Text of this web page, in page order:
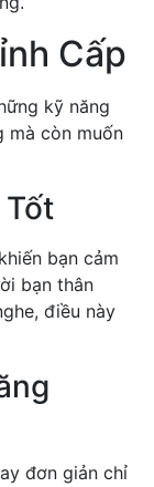
Cấp
kỹ năng
mà còn muốn
Tốt
bạn cảm
bạn thân
điều này
đơn giản chỉ